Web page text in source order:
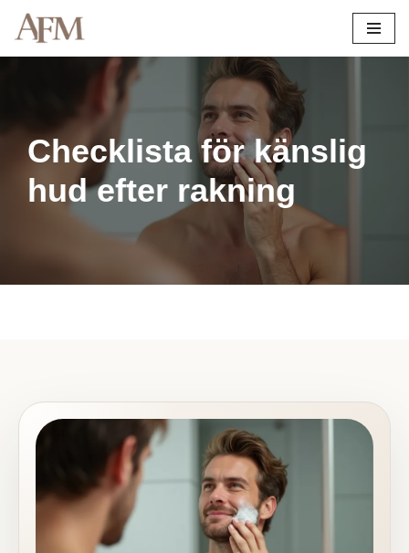
Checklista för känslig
hud efter rakning